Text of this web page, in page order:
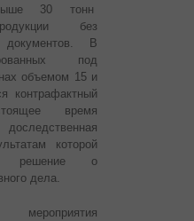
30 тонн
без
документов. В
под
объемом 15 и
контрафактный
время
которой
решение о
дела.